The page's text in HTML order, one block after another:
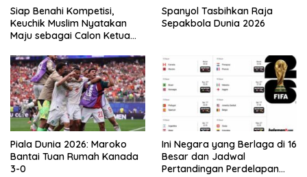
Siap Benahi Kompetisi,
Keuchik Muslim Nyatakan
Maju sebagai Calon Ketua
Spanyol Tasbihkan Raja
Sepakbola Dunia 2026
Piala Dunia 2026: Maroko
Bantai Tuan Rumah Kanada
3-0
Ini Negara yang Berlaga di 16
Besar dan Jadwal
Pertandingan Perdelapan